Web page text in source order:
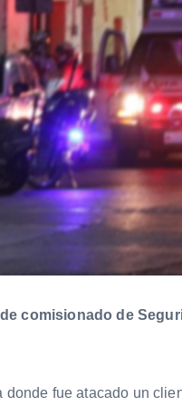
comisionado de
fue atacado un